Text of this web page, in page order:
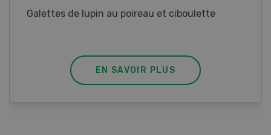
Rouleaux de printemps aux poulet
EN SAVOIR PLUS